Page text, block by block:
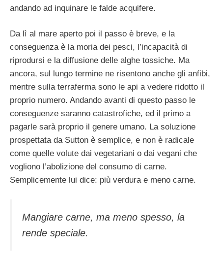
andando ad inquinare le falde acquifere.
Da lì al mare aperto poi il passo è breve, e la
conseguenza è la moria dei pesci, l’incapacità di
riprodursi e la diffusione delle alghe tossiche. Ma
ancora, sul lungo termine ne risentono anche gli anfibi,
mentre sulla terraferma sono le api a vedere ridotto il
proprio numero. Andando avanti di questo passo le
conseguenze saranno catastrofiche, ed il primo a
pagarle sarà proprio il genere umano. La soluzione
prospettata da Sutton è semplice, e non è radicale
come quelle volute dai vegetariani o dai vegani che
vogliono l’abolizione del consumo di carne.
Semplicemente lui dice: più verdura e meno carne.
Mangiare carne, ma meno spesso, la
rende speciale.